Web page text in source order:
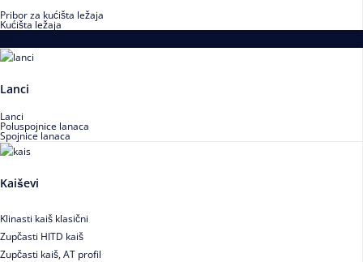
Pribor za kućišta ležaja
Kućišta ležaja
Lanci
Lanci
Poluspojnice lanaca
Spojnice lanaca
Kaiševi
Klinasti kaiš klasični
Zupčasti HITD kaiš
Zupčasti kaiš, AT profil